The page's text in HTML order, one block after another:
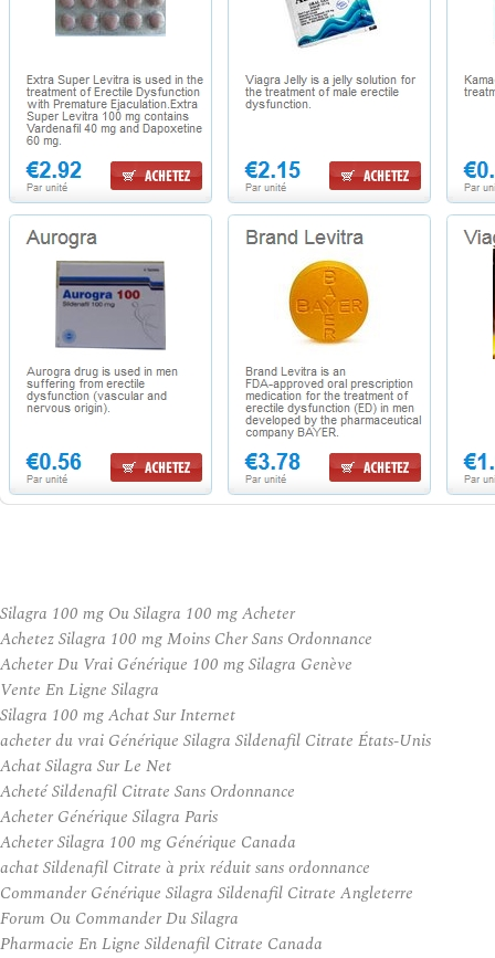
Silagra 100 mg Ou Silagra 100 mg Acheter
Achetez Silagra 100 mg Moins Cher Sans Ordonnance
Acheter Du Vrai Générique 100 mg Silagra Genève
Vente En Ligne Silagra
Silagra 100 mg Achat Sur Internet
acheter du vrai Générique Silagra Sildenafil Citrate États-Unis
Achat Silagra Sur Le Net
Acheté Sildenafil Citrate Sans Ordonnance
Acheter Générique Silagra Paris
Acheter Silagra 100 mg Générique Canada
achat Sildenafil Citrate à prix réduit sans ordonnance
Commander Générique Silagra Sildenafil Citrate Angleterre
Forum Ou Commander Du Silagra
Pharmacie En Ligne Sildenafil Citrate Canada